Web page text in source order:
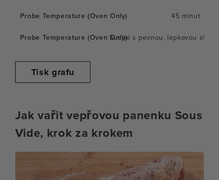
45 minut
Suché s pevnou, lepkavou
Tisk grafu
Jak vařit vepřovou panenku Sous
Vide, krok za krokem